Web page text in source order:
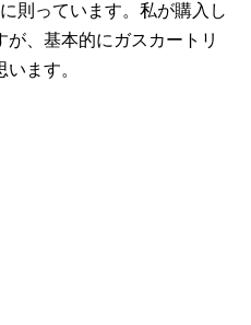
則っています。私が購入し
、基本的にガスカートリ
ます。